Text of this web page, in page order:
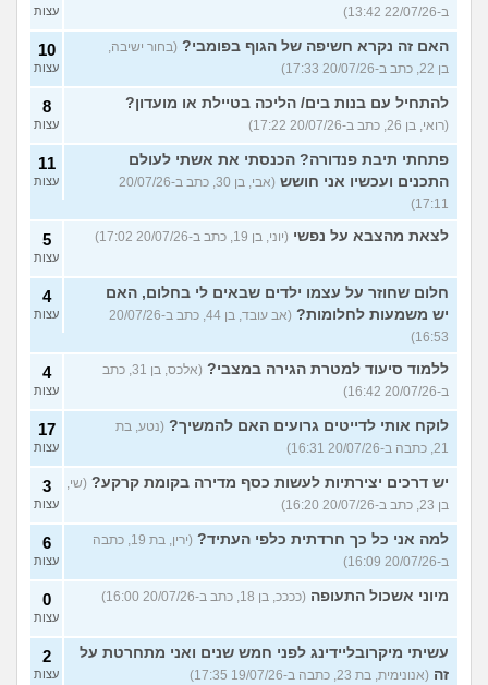
ב-22/07/26 13:42)
עצות
האם זה נקרא חשיפה של הגוף בפומבי? (בחור ישיבה,
בן 22, כתב ב-20/07/26 17:33)
10
עצות
להתחיל עם בנות בים/ הליכה בטיילת או מועדון?
(רואי, בן 26, כתב ב-20/07/26 17:22)
8
עצות
פתחתי תיבת פנדורה? הכנסתי את אשתי לעולם
התכנים ועכשיו אני חושש
(אבי, בן 30, כתב ב-20/07/26
17:11)
11
עצות
לצאת מהצבא על נפשי (יוני, בן 19, כתב ב-20/07/26 17:02) 5
עצות
חלום שחוזר על עצמו ילדים שבאים לי בחלום, האם
יש משמעות לחלומות?
(אב עובד, בן 44, כתב ב-20/07/26
16:53)
4
עצות
ללמוד סיעוד למטרת הגירה במצבי?
(אלכס, בן 31, כתב
ב-20/07/26 16:42)
4
עצות
לוקח אותי לדייטים גרועים האם להמשיך? (נטע, בת
21, כתבה ב-20/07/26 16:31)
17
עצות
יש דרכים יצירתיות לעשות כסף מדירה בקומת קרקע? (שי,
בן 23, כתב ב-20/07/26 16:20)
3
עצות
למה אני כל כך חרדתית כלפי העתיד?
(ירין, בת 19, כתבה
ב-20/07/26 16:09)
6
עצות
מיוני אשכול התעופה (ככככ, בן 18, כתב ב-20/07/26 16:00) 0
עצות
עשיתי מיקרובליידינג לפני חמש שנים ואני מתחרטת על
זה (אנונימית, בת 23, כתבה ב-19/07/26 17:35)
2
עצות